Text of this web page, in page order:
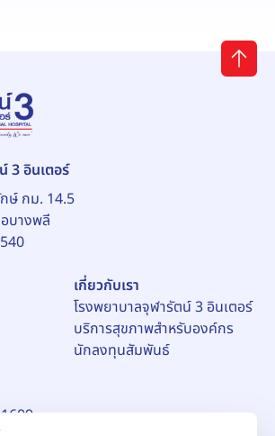
3 อินเตอร์
ษ์ กม. 14.5
บางพลี
เกี่ยวกับเรา
โรงพยาบาลจุฬารัตน์ 3 อินเตอร์
บริการสุขภาพสำหรับองค์กร
นักลงทุนสัมพันธ์